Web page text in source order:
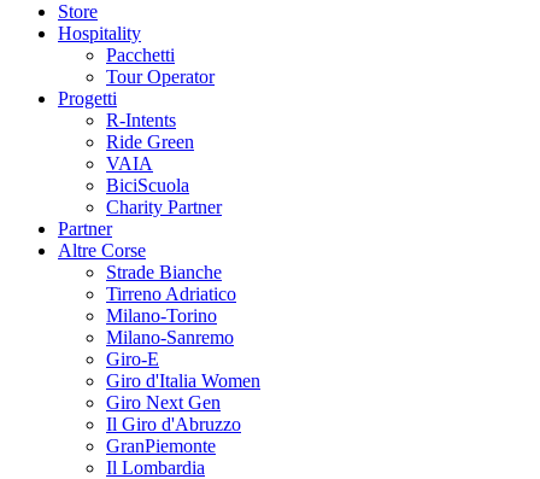
Store
Hospitality
Pacchetti
Tour Operator
Progetti
R-Intents
Ride Green
VAIA
BiciScuola
Charity Partner
Partner
Altre Corse
Strade Bianche
Tirreno Adriatico
Milano-Torino
Milano-Sanremo
Giro-E
Giro d'Italia Women
Giro Next Gen
Il Giro d'Abruzzo
GranPiemonte
Il Lombardia